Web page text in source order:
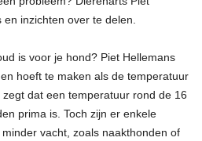
inzichten over te delen.
is voor je hond? Piet Hellemans
hoeft te maken als de temperatuur
zegt dat een temperatuur rond de 16
prima is. Toch zijn er enkele
vacht, zoals naakthonden of